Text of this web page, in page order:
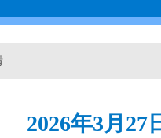
2026年3月27